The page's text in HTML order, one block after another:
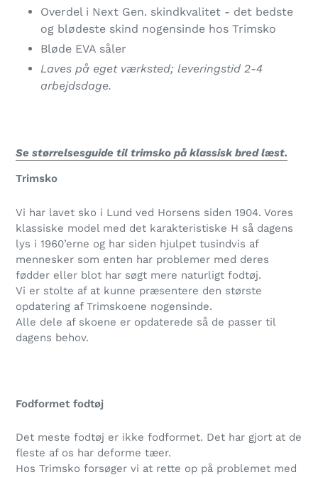
Overdel i Next Gen. skindkvalitet - det bedste
og blødeste skind nogensinde hos Trimsko
Bløde EVA såler
Laves på eget værksted; leveringstid 2-4
arbejdsdage.
Se størrelsesguide til trimsko på klassisk bred læst.
Trimsko
Vi har lavet sko i Lund ved Horsens siden 1904. Vores
klassiske model med det karakteristiske H så dagens
lys i 1960’erne og har siden hjulpet tusindvis af
mennesker som enten har problemer med deres
fødder eller blot har søgt mere naturligt fodtøj.
Vi er stolte af at kunne præsentere den største
opdatering af Trimskoene nogensinde.
Alle dele af skoene er opdaterede så de passer til
dagens behov.
Fodformet fodtøj
Det meste fodtøj er ikke fodformet. Det har gjort at de
fleste af os har deforme tæer.
Hos Trimsko forsøger vi at rette op på problemet med